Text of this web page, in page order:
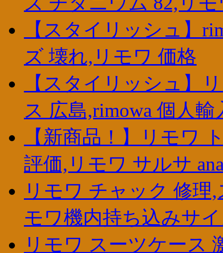
【スタイリッシュ】
ズ 壊れ,リモワ 価格
【スタイリッシュ】
ス 広島,rimowa 個人輸
【新商品！】リモワ
評価,リモワ サルサ
リモワ チャック 修理
モワ機内持ち込みサ
リモワ スーツケース